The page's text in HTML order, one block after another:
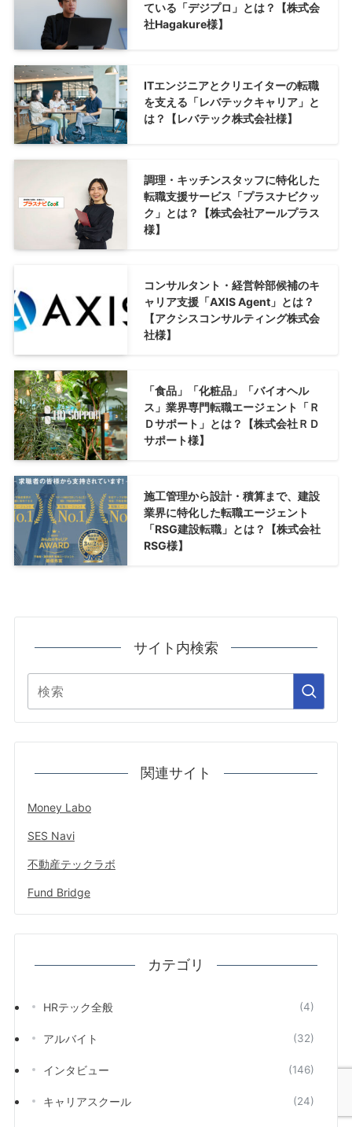
ている「デジプロ」とは？【株式会
社Hagakure様】
ITエンジニアとクリエイターの転職
を支える「レバテックキャリア」と
は？【レバテック株式会社様】
調理・キッチンスタッフに特化した
転職支援サービス「プラスナビクッ
ク」とは？【株式会社アールプラス
様】
コンサルタント・経営幹部候補のキ
ャリア支援「AXIS Agent」とは？
【アクシスコンサルティング株式会
社様】
「食品」「化粧品」「バイオヘル
ス」業界専門転職エージェント「Ｒ
Ｄサポート」とは？【株式会社ＲＤ
サポート様】
施工管理から設計・積算まで、建設
業界に特化した転職エージェント
「RSG建設転職」とは？【株式会社
RSG様】
サイト内検索
関連サイト
Money Labo
SES Navi
不動産テックラボ
Fund Bridge
カテゴリ
HRテック全般 (4)
アルバイト (32)
インタビュー (146)
キャリアスクール (24)